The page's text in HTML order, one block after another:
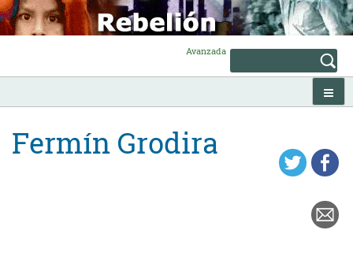
Skip
to
content
Avanzada
Fermín Grodira